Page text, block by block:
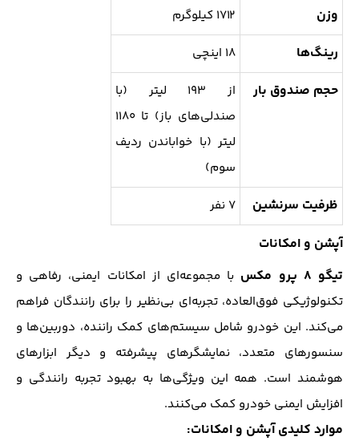
۱۷۱۲ کیلوگرم وزن
۱۸ اینچی رینگ‌ها
از ۱۹۳ لیتر (با
صندلی‌های باز) تا ۱۱۸۰
لیتر (با خواباندن ردیف
سوم)
حجم صندوق بار
۷ نفر
ظرفیت سرنشین
آپشن و امکانات
تیگو ۸ پرو مکس
با مجموعه‌ای از امکانات ایمنی، رفاهی و
تکنولوژیکی فوق‌العاده، تجربه‌ای بی‌نظیر را برای رانندگان فراهم
می‌کند. این خودرو شامل سیستم‌های کمک راننده، دوربین‌ها و
سنسورهای متعدد، نمایشگرهای پیشرفته و دیگر ابزارهای
هوشمند است. همه این ویژگی‌ها به بهبود تجربه رانندگی و
افزایش ایمنی خودرو کمک می‌کنند.
موارد کلیدی آپشن و امکانات: